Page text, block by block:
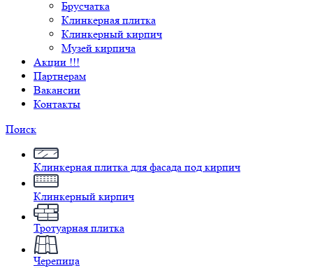
Брусчатка
Клинкерная плитка
Клинкерный кирпич
Музей кирпича
Акции !!!
Партнерам
Вакансии
Контакты
Поиск
Клинкерная плитка для фасада под кирпич
Клинкерный кирпич
Тротуарная плитка
Черепица